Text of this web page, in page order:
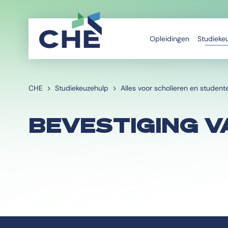
Opleidingen
CHE Studiekeuzehulp Alles voor scholieren en
BEVESTIGING